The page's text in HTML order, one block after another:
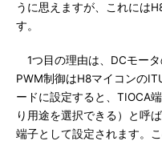
うに思えますが、これには
す。
1つ目の理由は、DCモータ
PWM制御はH8マイコンの
ードに設定すると、TIOCA
り用途を選択できる）と呼
端子として設定されます。